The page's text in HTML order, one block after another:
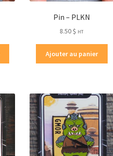
Pin – PLKN
8.50$ HT
Ajouter au panier